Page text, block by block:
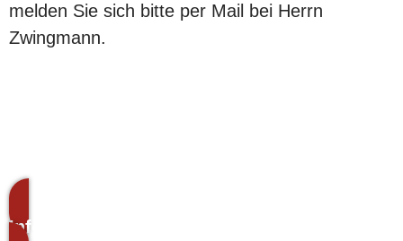
melden Sie sich bitte per Mail bei Herrn
Zwingmann.
Informationen zur Anmeldung für Klsse 5